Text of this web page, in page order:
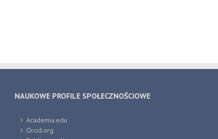
NAUKOWE PROFILE SPOŁECZNOŚCIOWE
Academia.edu
Orcid.org